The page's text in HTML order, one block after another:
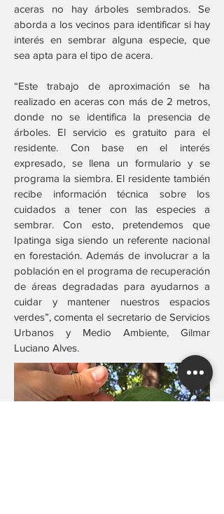
aceras no hay árboles sembrados. Se
aborda a los vecinos para identificar si hay
interés en sembrar alguna especie, que
sea apta para el tipo de acera.
“Este trabajo de aproximación se ha
realizado en aceras con más de 2 metros,
donde no se identifica la presencia de
árboles. El servicio es gratuito para el
residente. Con base en el interés
expresado, se llena un formulario y se
programa la siembra. El residente también
recibe información técnica sobre los
cuidados a tener con las especies a
sembrar. Con esto, pretendemos que
Ipatinga siga siendo un referente nacional
en forestación. Además de involucrar a la
población en el programa de recuperación
de áreas degradadas para ayudarnos a
cuidar y mantener nuestros espacios
verdes”, comenta el secretario de Servicios
Urbanos y Medio Ambiente, Gilmar
Luciano Alves.